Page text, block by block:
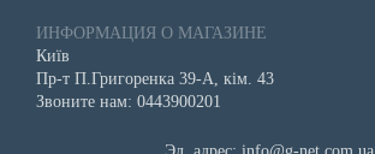
ИНФОРМАЦИЯ О МАГАЗИНЕ
Київ
Пр-т П.Григоренка 39-А, кім. 43
Звоните нам: 0443900201